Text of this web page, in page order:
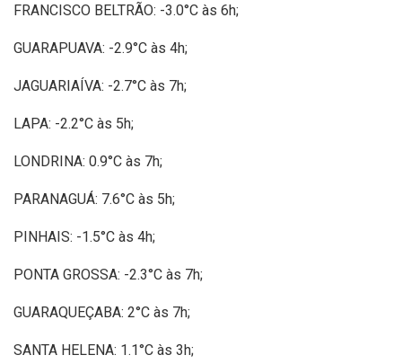
FRANCISCO BELTRÃO: -3.0°C às 6h;
GUARAPUAVA: -2.9°C às 4h;
JAGUARIAÍVA: -2.7°C às 7h;
LAPA: -2.2°C às 5h;
LONDRINA: 0.9°C às 7h;
PARANAGUÁ: 7.6°C às 5h;
PINHAIS: -1.5°C às 4h;
PONTA GROSSA: -2.3°C às 7h;
GUARAQUEÇABA: 2°C às 7h;
SANTA HELENA: 1.1°C às 3h;